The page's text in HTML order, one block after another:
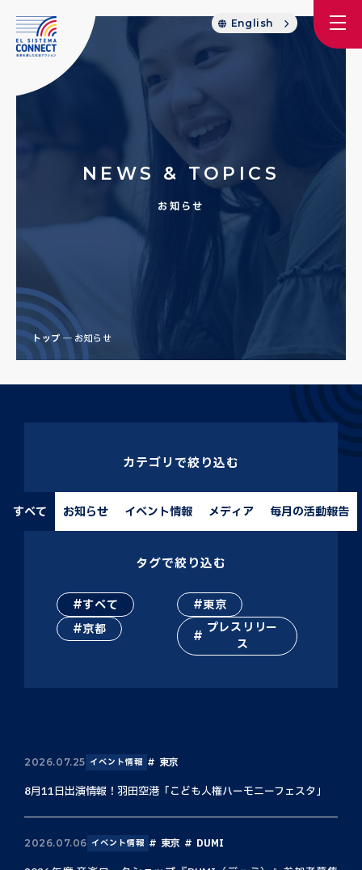
English
NEWS & TOPICS
お知らせ
トップ お知らせ
カテゴリで絞り込む
すべて お知らせ イベント情報 メディア 毎月の活動報告
タグで絞り込む
すべて
東京
京都
プレスリリー
ス
2026.07.25 イベント情報 東京
8月11日出演情報！羽田空港「こども人権ハーモニーフェスタ」
2026.07.06 イベント情報 東京 DUMI